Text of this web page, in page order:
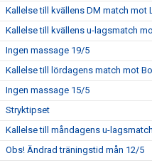
Kallelse till kvällens DM match mot
Kallelse till kvällens u-lagsmatch
Ingen massage 19/5
Kallelse till lördagens match mot
Ingen massage 15/5
Stryktipset
Kallelse till måndagens u-
Obs! Ändrad träningstid mån 12/5